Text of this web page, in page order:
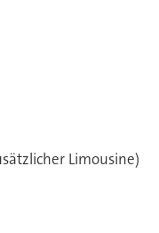
Limousine)